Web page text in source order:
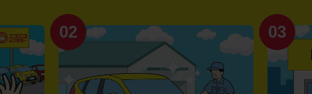
02 03